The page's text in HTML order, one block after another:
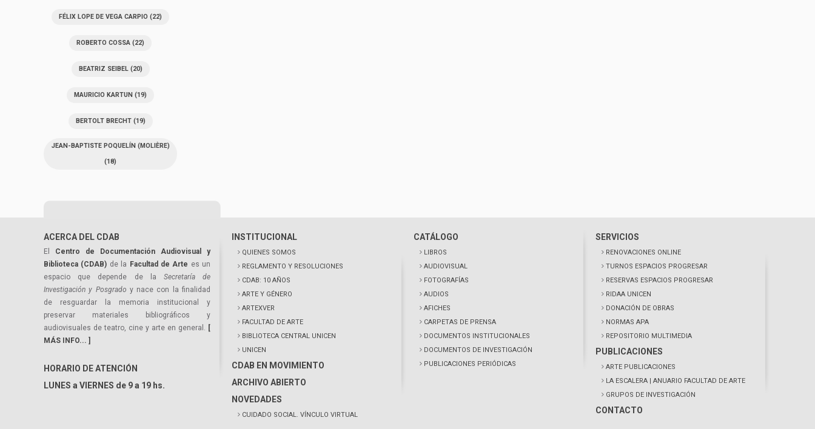
FÉLIX LOPE DE VEGA CARPIO (22)
ROBERTO COSSA (22)
BEATRIZ SEIBEL(20)
MAURICIO KARTUN (19)
BERTOLT BRECHT(19)
JEAN-BAPTISTE POQUELÍN (MOLIÈRE)
(18)
ACERCA DEL CDAB
El Centro de Documentación Audiovisual y
Biblioteca (CDAB) de la Facultad de Arte es un
espacio que depende de la Secretaría de
Investigación y Posgrado y nace con la finalidad
de resguardar la memoria institucional y
preservar materiales bibliográficos y
audiovisuales de teatro, cine y arte en general. [
MÁS INFO... ]
HORARIO DE ATENCIÓN
LUNES a VIERNES de 9 a 19 hs.
INSTITUCIONAL
QUIENES SOMOS
REGLAMENTO Y RESOLUCIONES
CDAB: 10 AÑOS
ARTE Y GÉNERO
ARTEXVER
FACULTAD DE ARTE
BIBLIOTECA CENTRAL UNICEN
UNICEN
CDAB EN MOVIMIENTO
ARCHIVO ABIERTO
NOVEDADES
CUIDADO SOCIAL. VÍNCULO VIRTUAL
CATÁLOGO
LIBROS
AUDIOVISUAL
FOTOGRAFÍAS
AUDIOS
AFICHES
CARPETAS DE PRENSA
DOCUMENTOS INSTITUCIONALES
DOCUMENTOS DE INVESTIGACIÓN
PUBLICACIONES PERIÓDICAS
SERVICIOS
RENOVACIONES ONLINE
TURNOS ESPACIOS PROGRESAR
RESERVAS ESPACIOS PROGRESAR
RIDAA UNICEN
DONACIÓN DE OBRAS
NORMAS APA
REPOSITORIO MULTIMEDIA
PUBLICACIONES
ARTE PUBLICACIONES
LA ESCALERA | ANUARIO FACULTAD DE ARTE
GRUPOS DE INVESTIGACIÓN
CONTACTO